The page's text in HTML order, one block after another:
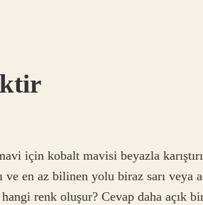
için kobalt mavisi beyazla
en az bilinen yolu biraz sarı veya
renk oluşur? Cevap daha açık